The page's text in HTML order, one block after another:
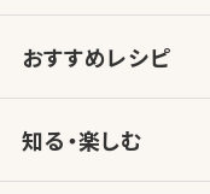
おすすめレシピ
知る・楽しむ